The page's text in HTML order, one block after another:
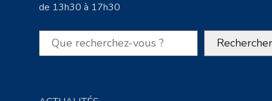
de 13h30 à 17h30
Rechercher Rechercher